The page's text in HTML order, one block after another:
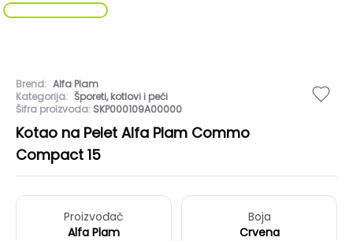
Brend: Alfa Plam
Kategorija: Šporeti, kotlovi i peći
Šifra proizvoda: SKP000109A00000
Kotao na Pelet Alfa Plam Commo
Compact 15
Proizvođač
Alfa Plam
Boja
Crvena